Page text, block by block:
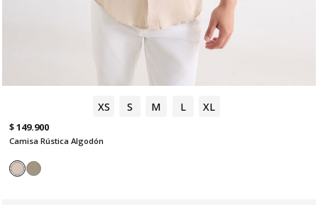
XS S M L XL
$ 149.900
Camisa Rústica Algodón